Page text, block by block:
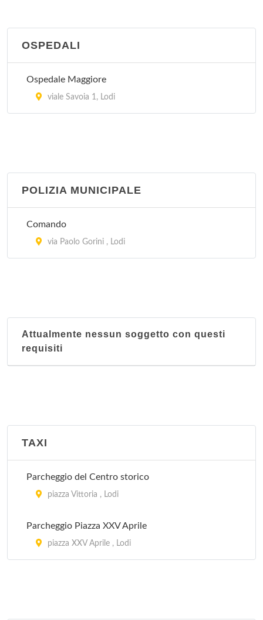
OSPEDALI
Ospedale Maggiore
viale Savoia 1, Lodi
POLIZIA MUNICIPALE
Comando
via Paolo Gorini , Lodi
Attualmente nessun soggetto con questi
requisiti
TAXI
Parcheggio del Centro storico
piazza Vittoria , Lodi
Parcheggio Piazza XXV Aprile
piazza XXV Aprile , Lodi